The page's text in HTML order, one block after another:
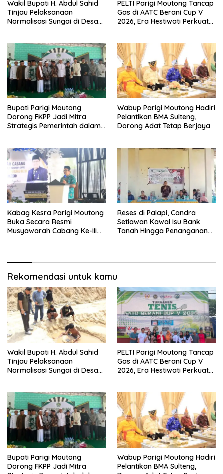
Wakil Bupati H. Abdul Sahid
Tinjau Pelaksanaan
Normalisasi Sungai di Desa
PELTI Parigi Moutong Tancap
Gas di AATC Berani Cup V
2026, Era Hestiwati Perkuat
Bupati Parigi Moutong
Dorong FKPP Jadi Mitra
Strategis Pemerintah dalam
Wabup Parigi Moutong Hadiri
Pelantikan BMA Sulteng,
Dorong Adat Tetap Berjaya
Kabag Kesra Parigi Moutong
Buka Secara Resmi
Musyawarah Cabang Ke-III
Reses di Palapi, Candra
Setiawan Kawal Isu Bank
Tanah Hingga Penanganan
Rekomendasi untuk kamu
Wakil Bupati H. Abdul Sahid
Tinjau Pelaksanaan
Normalisasi Sungai di Desa
PELTI Parigi Moutong Tancap
Gas di AATC Berani Cup V
2026, Era Hestiwati Perkuat
Bupati Parigi Moutong
Dorong FKPP Jadi Mitra
Wabup Parigi Moutong Hadiri
Pelantikan BMA Sulteng,